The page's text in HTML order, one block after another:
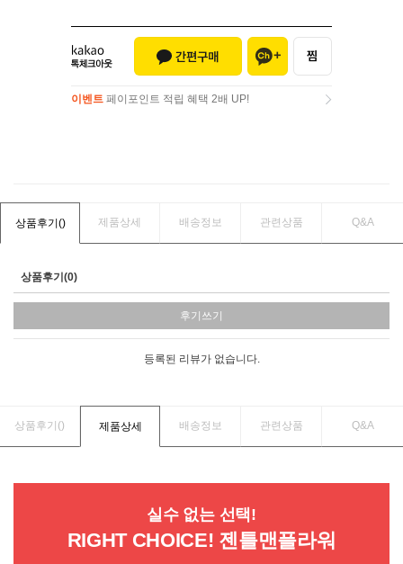
이벤트 페이포인트 적립 혜택 2배 UP!
상품후기() 제품상세 배송정보 관련상품 Q&A
상품후기(0)
후기쓰기
등록된 리뷰가 없습니다.
상품후기() 제품상세 배송정보 관련상품 Q&A
실수 없는 선택!
RIGHT CHOICE! 젠틀맨플라워